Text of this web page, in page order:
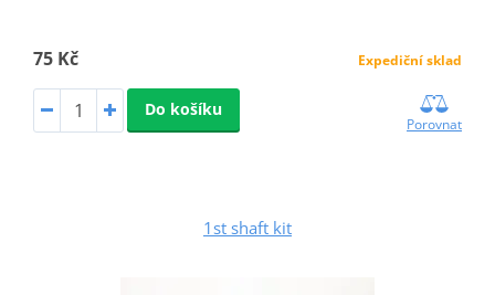
75 Kč Expediční sklad
Do košíku
Porovnat
1st shaft kit